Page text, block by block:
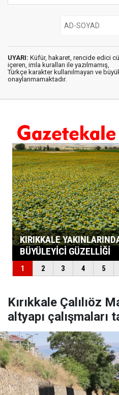
UYARI: Küfür, hakaret, rencide edici
içeren, imla kuralları ile yazılmamış,
Türkçe karakter kullanılmayan ve
onaylanmamaktadır.
Kırıkkale Çalılıöz
altyapı çalışmaları